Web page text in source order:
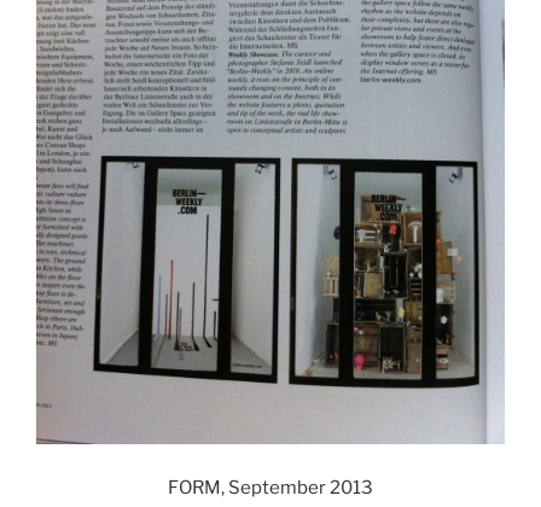
FORM, September 2013